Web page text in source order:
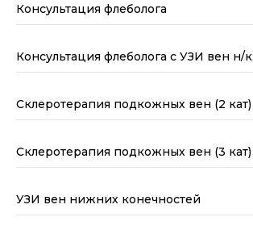
Консультация флеболога
Консультация флеболога с УЗИ вен н/к
Склеротерапия подкожных вен (2 кат)
Склеротерапия подкожных вен (3 кат)
УЗИ вен нижних конечностей